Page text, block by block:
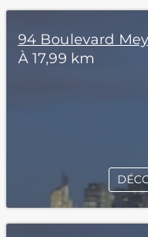
94 Boulevard
À 17,99 km